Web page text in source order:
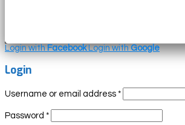
Login withFacebook Login withGoogle
Login
Username or email address *
Password *